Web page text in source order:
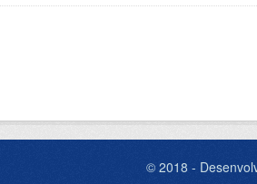
© 2018 -